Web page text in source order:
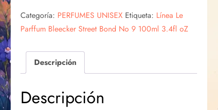
Categoría: PERFUMES UNISEX Etiqueta: Línea Le
Parffum Bleecker Street Bond No 9 100ml 3.4fl oZ
Descripción
Descripción